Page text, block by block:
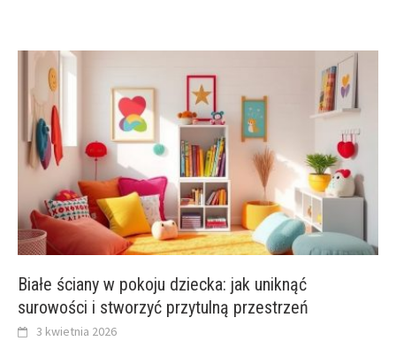
Białe ściany w pokoju dziecka: jak uniknąć
surowości i stworzyć przytulną przestrzeń
3 kwietnia 2026